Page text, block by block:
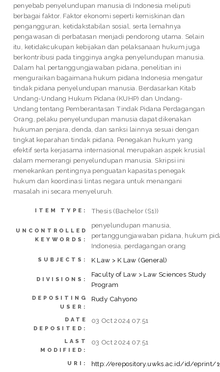
penyebab penyelundupan manusia di Indonesia meliputi
berbagai faktor. Faktor ekonomi seperti kemiskinan dan
pengangguran, ketidakstabilan sosial, serta lemahnya
pengawasan di perbatasan menjadi pendorong utama. Selain
itu, ketidakcukupan kebijakan dan pelaksanaan hukum juga
berkontribusi pada tingginya angka penyelundupan manusia.
Dalam hal pertanggungjawaban pidana, penelitian ini
menguraikan bagaimana hukum pidana Indonesia mengatur
tindak pidana penyelundupan manusia. Berdasarkan Kitab
Undang-Undang Hukum Pidana (KUHP) dan Undang-
Undang tentang Pemberantasan Tindak Pidana Perdagangan
Orang, pelaku penyelundupan manusia dapat dikenakan
hukuman penjara, denda, dan sanksi lainnya sesuai dengan
tingkat keparahan tindak pidana. Penegakan hukum yang
efektif serta kerjasama internasional merupakan aspek krusial
dalam memerangi penyelundupan manusia. Skripsi ini
menekankan pentingnya penguatan kapasitas penegak
hukum dan koordinasi lintas negara untuk menangani
masalah ini secara menyeluruh.
ITEM TYPE: Thesis (Bachelor (S1))
UNCONTROLLED
KEYWORDS:
penyelundupan manusia,
pertanggungjawaban pidana, hukum
Indonesia, perdagangan orang
SUBJECTS: K Law > K Law (General)
DIVISIONS:
Faculty of Law > Law Sciences Study
Program
DEPOSITING
USER:
Rudy Cahyono
DATE
DEPOSITED:
03 Oct 2024 07:51
LAST
MODIFIED:
03 Oct 2024 07:51
URI: http://erepository.uwks.ac.id/id/eprint/